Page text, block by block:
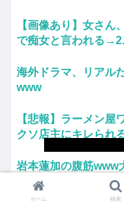
【画像あり】女さん
で痴女と言われる
海外ドラマ、リアル
www
【悲報】ラーメン屋
クソ店主にキレられ
岩本蓮加の腹筋www
【絶望】大阪のトイ
ホーム 検索